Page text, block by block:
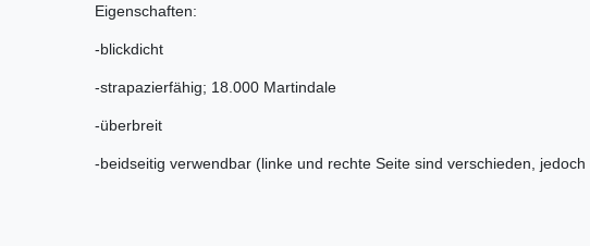
Eigenschaften:
-blickdicht
-strapazierfähig; 18.000 Martindale
-überbreit
-beidseitig verwendbar (linke und rechte Seite sind verschieden,